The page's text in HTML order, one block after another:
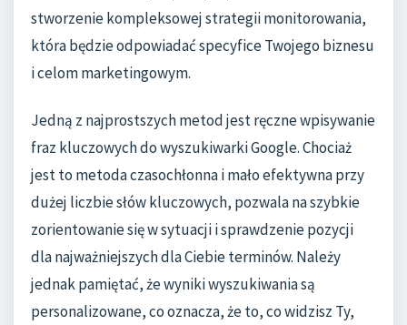
stworzenie kompleksowej strategii monitorowania,
która będzie odpowiadać specyfice Twojego biznesu
i celom marketingowym.
Jedną z najprostszych metod jest ręczne wpisywanie
fraz kluczowych do wyszukiwarki Google. Chociaż
jest to metoda czasochłonna i mało efektywna przy
dużej liczbie słów kluczowych, pozwala na szybkie
zorientowanie się w sytuacji i sprawdzenie pozycji
dla najważniejszych dla Ciebie terminów. Należy
jednak pamiętać, że wyniki wyszukiwania są
personalizowane, co oznacza, że to, co widzisz Ty,